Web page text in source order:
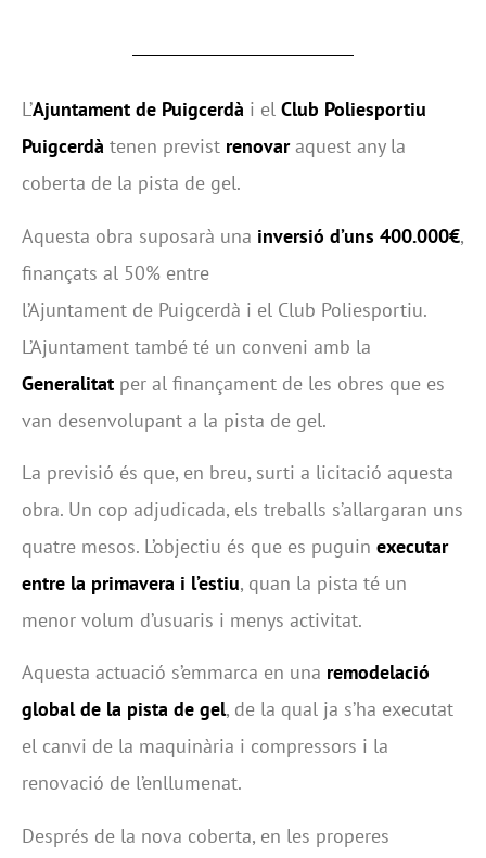
L’Ajuntament de Puigcerdà i el Club Poliesportiu
Puigcerdà tenen previst renovaraquest any la
coberta de la pista de gel.
Aquesta obra suposarà una inversió d’uns 400.000€,
finançats al 50% entre
l’Ajuntament de Puigcerdà i el Club Poliesportiu.
L’Ajuntament també té un conveni amb la
Generalitat per al finançament de les obres que es
van desenvolupant a la pista de gel.
La previsió és que, en breu, surti a licitació aquesta
obra. Un cop adjudicada, els treballs s’allargaran uns
quatre mesos. L’objectiu és que es puguin executar
entre la primavera i l’estiu, quan la pista té un
menor volum d’usuaris i menys activitat.
Aquesta actuació s’emmarca en una remodelació
global de la pista de gel, de la qual ja s’ha executat
el canvi de la maquinària i compressors i la
renovació de l’enllumenat.
Després de la nova coberta, en les properes